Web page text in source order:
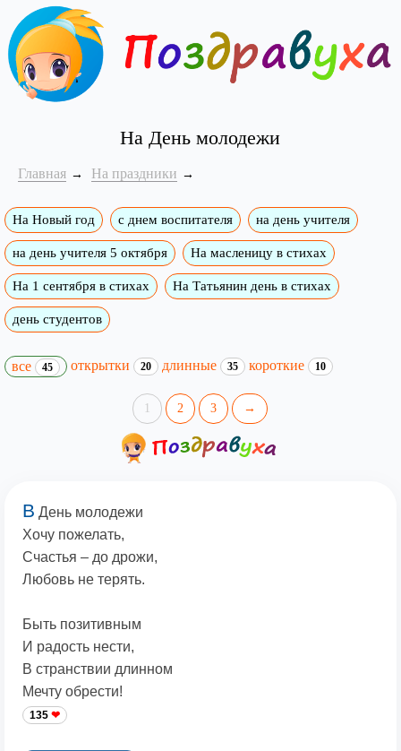
На День молодежи
Главная На праздники
На Новый год с днем воспитателя на день учителя
на день учителя 5 октября На масленицу в стихах
На 1 сентября в стихах На Татьянин день в стихах
день студентов
все 45 открытки 20 длинные 35 короткие 10
1 2 3 →
В День молодежи
Хочу пожелать,
Счастья – до дрожи,
Любовь не терять.
Быть позитивным
И радость нести,
В странствии длинном
Мечту обрести!
135